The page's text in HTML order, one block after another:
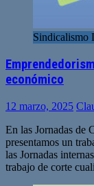
Sindicalismo
económico
12 marzo, 2025
En las Jornadas de
presentamos un
las Jornadas
trabajo de corte